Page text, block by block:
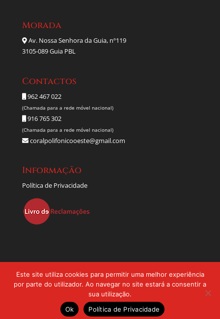
Morada
Av. Nossa Senhora da Guia, nº119
3105-089 Guia PBL
Contactos
962 467 022
(Chamada para a rede móvel nacional)
916 765 302
(Chamada para a rede móvel nacional)
coralpolifonicooeste@gmail.com
Informação
Política de Privacidade
© 2022 Coral Polifónico do Oeste | Direitos Reservados |
Desenvolvido por:pedroferraz.com
Este site utiliza cookies para permitir uma melhor experiência
por parte do utilizador. Ao navegar no site estará a consentir a
sua utilização.
Ok
Política de Privacidade